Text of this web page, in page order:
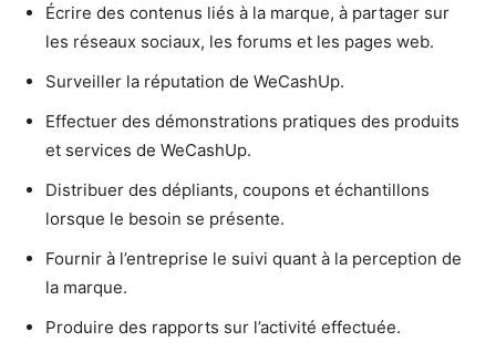
Écrire des contenus liés à la marque, à partager sur
les réseaux sociaux, les forums et les pages web.
Surveiller la réputation de WeCashUp.
Effectuer des démonstrations pratiques des produits
et services de WeCashUp.
Distribuer des dépliants, coupons et échantillons
lorsque le besoin se présente.
Fournir à l’entreprise le suivi quant à la perception de
la marque.
Produire des rapports sur l’activité effectuée.